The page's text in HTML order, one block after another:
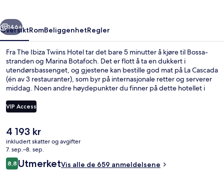
Neste
146+
OversiktRomBeliggenhetRegler
Fra The Ibiza Twiins Hotel tar det bare 5 minutter å kjøre til Bossa-
stranden og Marina Botafoch. Det er flott å ta en dukkert i
utendørsbassenget, og gjestene kan bestille god mat på La Cascada
(én av 3 restauranter), som byr på internasjonale retter og serverer
middag. Noen andre høydepunkter du finner på dette hotellet i
Andre reisende skryter av bassenget og den vennlige betjeningen.
VIP Access
Den
nåværende
prisen
er
4 193 kr
4 193 kr
inkludert skatter og avgifter
7. sep.–8. sep.
Anmeldelser
8,88,8 av 10 –
UtmerketVis alle de 659 anmeldelsene